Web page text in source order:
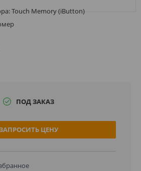
Touch Memory (iButton)
ПОД ЗАКАЗ
ЦЕНУ